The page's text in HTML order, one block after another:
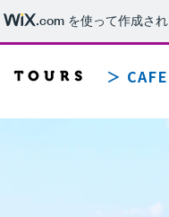
.com を使って作成さ
Q ＞